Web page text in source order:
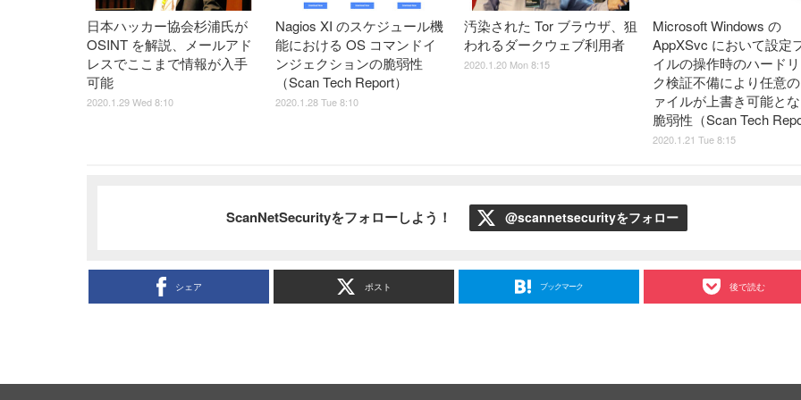
日本ハッカー協会杉浦氏が
OSINT を解説、メールアド
レスでここまで情報が入手
可能
2020.1.29 Wed 8:10
Nagios XI のスケジュール機
能における OS コマンドイ
ンジェクションの脆弱性
（Scan Tech Report）
2020.1.28 Tue 8:10
汚染された Tor ブラウザ、狙
われるダークウェブ利用者
2020.1.20 Mon 8:15
Microsoft Windows の
AppXSvc において設定
イルの操作時のハード
ク検証不備により任意
ァイルが上書き可能と
脆弱性（Scan Tech
2020.1.21 Tue 8:15
ScanNetSecurityをフォローしよう！ @scannetsecurityをフォロー
シェア ポスト ブックマーク 後で読む